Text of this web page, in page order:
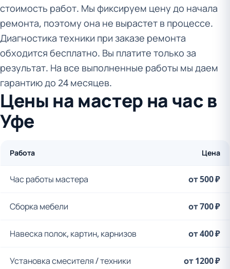
стоимость работ. Мы фиксируем цену до начала
ремонта, поэтому она не вырастет в процессе.
Диагностика техники при заказе ремонта
обходится бесплатно. Вы платите только за
результат. На все выполненные работы мы даем
гарантию до 24 месяцев.
Цены на мастер на час в
Уфе
Работа Цена
Час работы мастера от 500 ₽
Сборка мебели от 700 ₽
Навеска полок, картин, карнизов от 400 ₽
Установка смесителя / техники от 1200 ₽